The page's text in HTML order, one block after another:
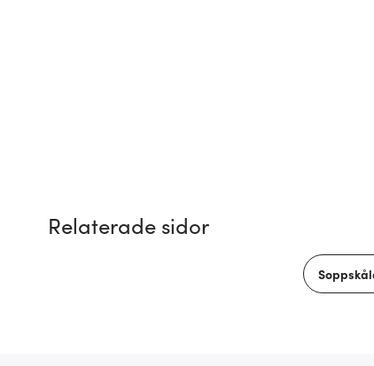
Relaterade sidor